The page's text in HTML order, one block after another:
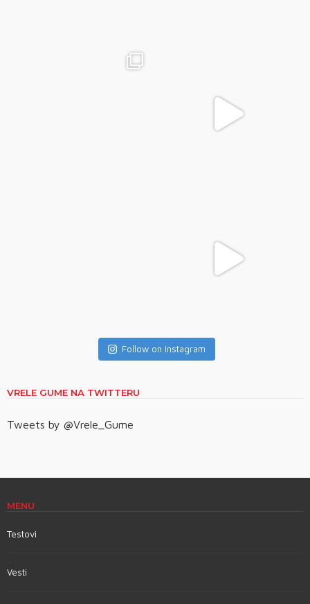
Follow on Instagram
VRELE GUME NA TWITTERU
Tweets by @Vrele_Gume
MENU
Testovi
Vesti